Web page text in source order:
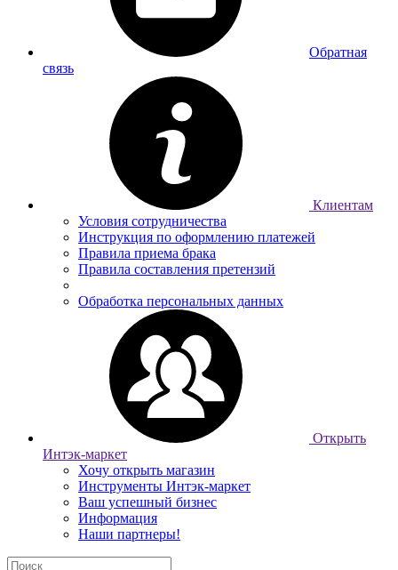
Обратная
связь
Клиентам
Условия сотрудничества
Инструкция по оформлению платежей
Правила приема брака
Правила составления претензий
Обработка персональных данных
Открыть
Интэк-маркет
Хочу открыть магазин
Инструменты Интэк-маркет
Ваш успешный бизнес
Информация
Наши партнеры!